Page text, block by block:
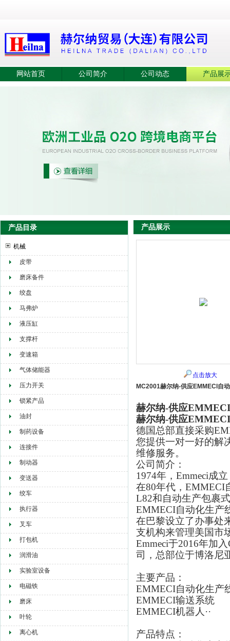
赫尔纳贸易（大连）有限公司
网站首页 公司简介 公司动态 产品展
产品目录
机械
皮带
磨床备件
绞盘
马弗炉
液压缸
支撑杆
变速箱
气体储能器
压力开关
锁紧产品
油封
制药设备
连接件
制动器
变送器
绞车
执行器
叉车
打包机
润滑油
实验室设备
电磁铁
磨床
叶轮
离心机
产品展示
点击放大
MC2001赫尔纳-供应EMMECI自
赫尔纳-供应
赫尔纳-供应
德国总部直接采购
您提供一对一好的解
维修服务。
公司简介：
1974年，Emmeci成
在80年代，EMMECI
L82和自动生产包裹
EMMECI自动化生产
在巴黎设立了办事处
支机构来管理美国市
Emmeci于2016年加
司，总部位于博洛尼
主要产品：
EMMECI自动化生产
EMMECI输送系统
EMMECI机器人··
产品特点：